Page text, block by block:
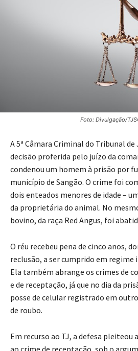
Foto: Divulgação/
A 5ª Câmara Criminal do Tribunal
decisão proferida pelo juízo da
condenou um homem à prisão por
município de Sangão. O crime foi
dois enteados menores de idade –
da proprietária do animal. No
bovino, da raça Red Angus, foi
O réu recebeu pena de cinco anos,
reclusão, a ser cumprido em
Ela também abrange os crimes de
e de receptação, já que no dia da
posse de celular registrado em
de roubo.
Em recurso ao TJ, a defesa pleiteou